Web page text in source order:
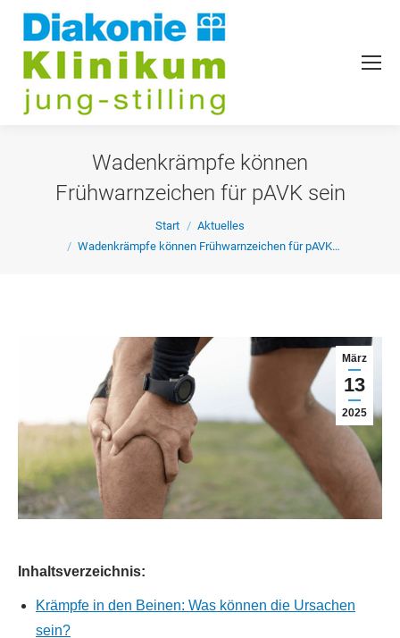
Wadenkrämpfe können
Frühwarnzeichen für pAVK sein
Sie befinden sich hier:Start
Aktuelles
Wadenkrämpfe können Frühwarnzeichen für pAVK…
März
13
2025
Inhaltsverzeichnis:
Krämpfe in den Beinen: Was können die Ursachen
sein?